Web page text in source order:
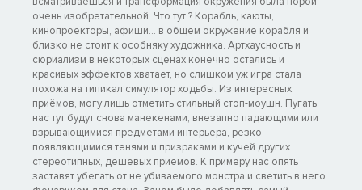
очень изобретательной. Что тут ? Корабль, каюты,
кинопроекторы, афиши... в общем окружение корабля и
близко не стоит к особняку художника. Артхаусность и
сюриализм в некоторых сценах конечно остались и
красивых эффектов хватает, но слишком уж игра стала
похожа на типикал симулятор ходьбы. Из интересных
приёмов, могу лишь отметить стильный стоп-моушн. Пугать
нас тут будут снова манекенами, внезапно падающими или
взрывающимися предметами интерьера, резко
появляющимися тенями и призраками и кучей других
стереотипных, дешевых приёмов. К примеру нас опять
заставят убегать от не убиваемого монстра и светить в него